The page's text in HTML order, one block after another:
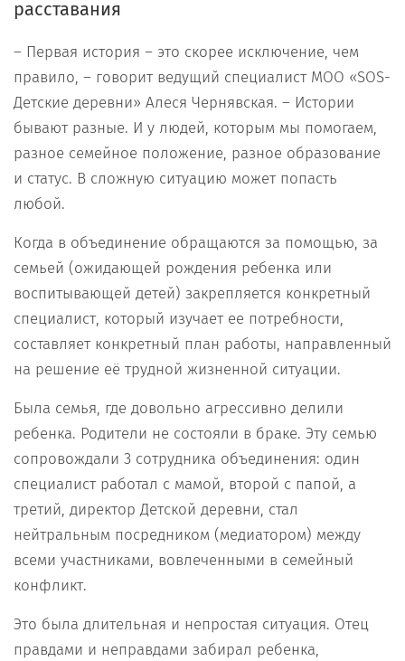
расставания
– Первая история – это скорее исключение, чем
правило, – говорит ведущий специалист МОО «SOS-
Детские деревни» Алеся Чернявская. – Истории
бывают разные. И у людей, которым мы помогаем,
разное семейное положение, разное образование
и статус. В сложную ситуацию может попасть
любой.
Когда в объединение обращаются за помощью, за
семьей (ожидающей рождения ребенка или
воспитывающей детей) закрепляется конкретный
специалист, который изучает ее потребности,
составляет конкретный план работы, направленный
на решение её трудной жизненной ситуации.
Была семья, где довольно агрессивно делили
ребенка. Родители не состояли в браке. Эту семью
сопровождали 3 сотрудника объединения: один
специалист работал с мамой, второй с папой, a
третий, директор Детской деревни, стал
нейтральным посредником (медиатором) между
всеми участниками, вовлеченными в семейный
конфликт.
Это была длительная и непростая ситуация. Отец
правдами и неправдами забирал ребенка,